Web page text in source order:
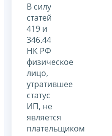
В силу
статей
419 и
346.44
НК РФ
физическое
лицо,
утратившее
статус
ИП, не
является
плательщиком